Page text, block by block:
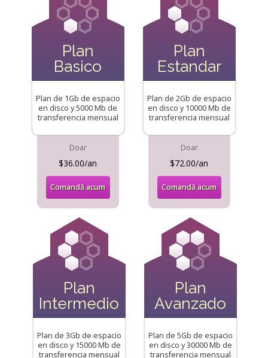
Plan
Basico
Plan de 1Gb de espacio
en disco y 5000 Mb de
transferencia mensual
Doar
$36.00/an
Comandă acum
Plan
Estandar
Plan de 2Gb de espacio
en disco y 10000 Mb de
transferencia mensual
Doar
$72.00/an
Comandă acum
Plan
Intermedio
Plan de 3Gb de espacio
en disco y 15000 Mb de
transferencia mensual
Plan
Avanzado
Plan de 5Gb de espacio
en disco y 30000 Mb de
transferencia mensual